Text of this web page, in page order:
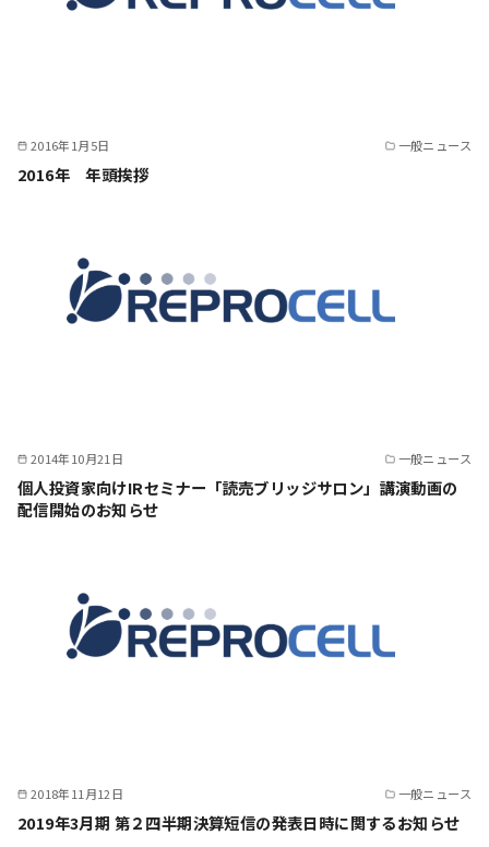
2016年1月5日 一般ニュース
2016年 年頭挨拶
2014年10月21日 一般ニュース
個人投資家向けIRセミナー「読売ブリッジサロン」講演動画の
配信開始のお知らせ
2018年11月12日 一般ニュース
2019年3月期 第２四半期決算短信の発表日時に関するお知らせ